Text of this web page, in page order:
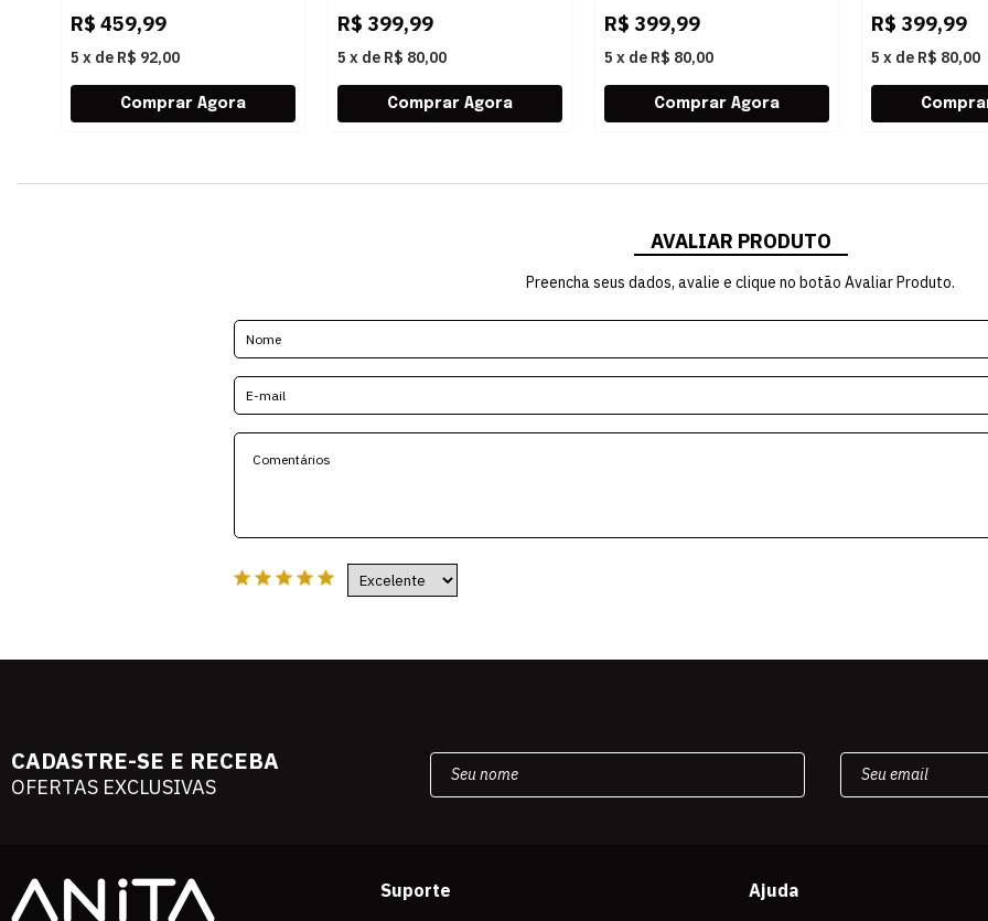
R$ 459,99
5 x de R$ 92,00
R$ 399,99
5 x de R$ 80,00
R$ 399,99
5 x de R$ 80,00
R$ 399,99
5 x de R$ 80,00
AVALIAR PRODUTO
Preencha seus dados, avalie e clique no botão Avaliar Produto.
CADASTRE-SE E RECEBA
OFERTAS EXCLUSIVAS
Suporte
Ajuda